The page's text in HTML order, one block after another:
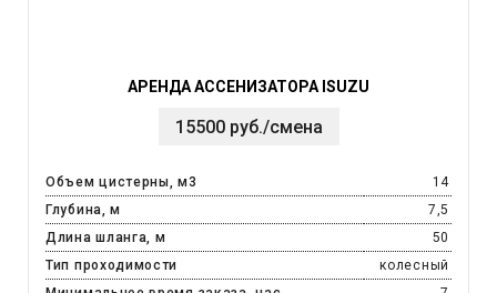
АРЕНДА АССЕНИЗАТОРА ISUZU
15500 руб./смена
Объем цистерны, м3
14
Глубина, м
7,5
Длина шланга, м
50
Тип проходимости
колесный